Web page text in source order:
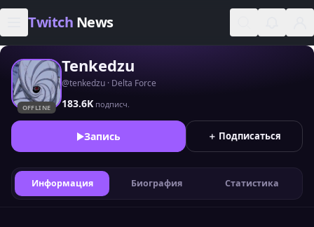
Skip to content
Twitch News
OFFLINE
Tenkedzu
@tenkedzu · Delta Force
183.6K подписч.
Запись ＋ Подписаться
Информация Биография Статистика